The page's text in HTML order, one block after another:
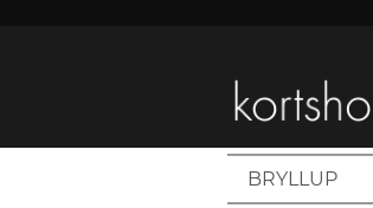
BRYLLUP